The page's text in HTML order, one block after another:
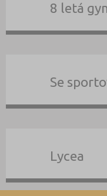
8 letá
Se
Lycea